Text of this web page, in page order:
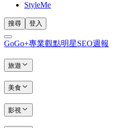
StyleMe
搜尋 登入
GoGo+專業觀點明星SEO週報
旅遊
美食
影視